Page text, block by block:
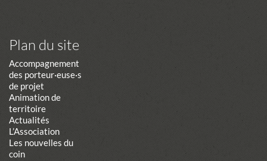
Plan du site
Accompagnement
des porteur·euse·s
de projet
Animation de
territoire
Actualités
L’Association
Les nouvelles du
coin